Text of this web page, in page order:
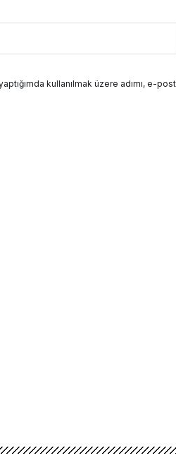
kullanılmak üzere adımı, e-